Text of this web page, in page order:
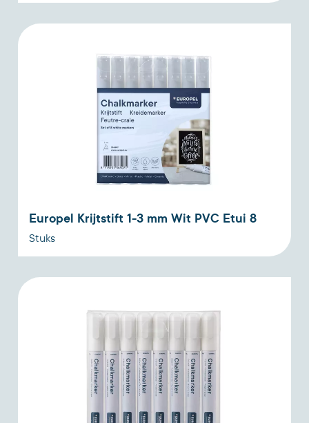
Europel Krijtstift 1-3 mm Wit PVC Etui 8
Stuks